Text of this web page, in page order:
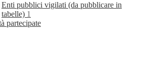
Enti pubblici vigilati (da pubblicare in
tabelle) 1
partecipate